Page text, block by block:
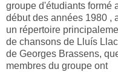
groupe d'étudiants formé
début des années 1980 ,
un répertoire
de chansons de Lluís
de Georges Brassens,
membres du groupe ont